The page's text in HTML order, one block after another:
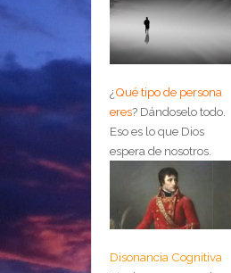
¿Qué tipo de persona
eres? Dándoselo todo.
Eso es lo que Dios
espera de nosotros.
Disonancia Cognitiva